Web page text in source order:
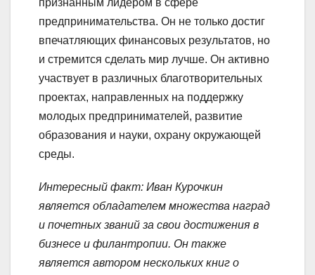
признанным лидером в сфере
предпринимательства. Он не только достиг
впечатляющих финансовых результатов, но
и стремится сделать мир лучше. Он активно
участвует в различных благотворительных
проектах, направленных на поддержку
молодых предпринимателей, развитие
образования и науки, охрану окружающей
среды.
Интересный факт: Иван Курочкин
является обладателем множества наград
и почетных званий за свои достижения в
бизнесе и филантропии. Он также
является автором нескольких книг о